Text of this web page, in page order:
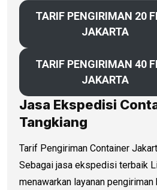
TARIF PENGIRIMAN 20
JAKARTA
TARIF PENGIRIMAN 40
JAKARTA
Jasa Ekspedisi
Tangkiang
Tarif Pengiriman Container
Sebagai jasa ekspedisi terbaik
menawarkan layanan